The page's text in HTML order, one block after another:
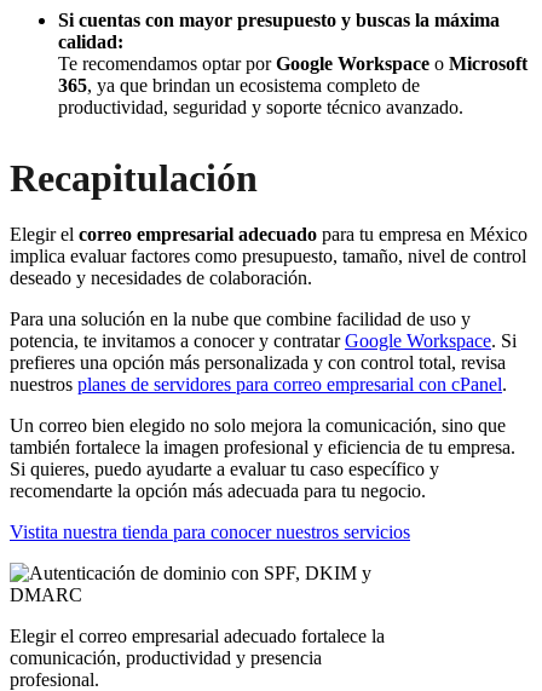
Si cuentas con mayor presupuesto y buscas la máxima
calidad:
Te recomendamos optar porGoogle Workspace o Microsoft
365, ya que brindan un ecosistema completo de
productividad, seguridad y soporte técnico avanzado.
Recapitulación
Elegir el correo empresarial adecuado para tu empresa en México
implica evaluar factores como presupuesto, tamaño, nivel de control
deseado y necesidades de colaboración.
Para una solución en la nube que combine facilidad de uso y
potencia, te invitamos a conocer y contratarGoogle Workspace. Si
prefieres una opción más personalizada y con control total, revisa
nuestros planes de servidores para correo empresarial con cPanel.
Un correo bien elegido no solo mejora la comunicación, sino que
también fortalece la imagen profesional y eficiencia de tu empresa.
Si quieres, puedo ayudarte a evaluar tu caso específico y
recomendarte la opción más adecuada para tu negocio.
Vistita nuestra tienda para conocer nuestros servicios
Elegir el correo empresarial adecuado fortalece la
comunicación, productividad y presencia
profesional.